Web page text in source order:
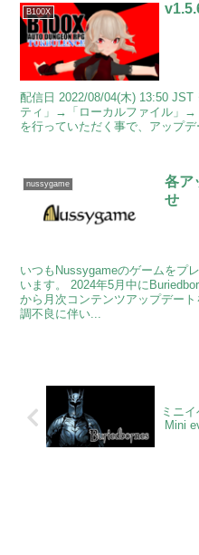
B100X
配信日 2022/08/04(木) 13:50
ティ」→「ローカルファイル」→
を行っていただく事で、アップ
nussygame
各ア
せ
いつもNussygameのゲームをプ
います。 2024年5月中に
から月次コンテンツアップデー
調不良に伴い...
ミニ
Mini